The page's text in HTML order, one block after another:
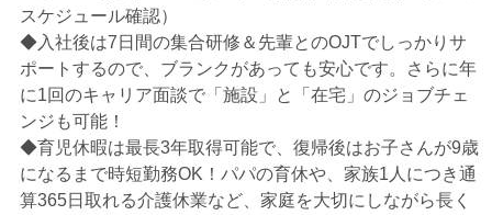
スケジュール確認）
◆入社後は7日間の集合研修＆先輩とのOJTでしっかりサ
ポートするので、ブランクがあっても安心です。さらに年
に1回のキャリア面談で「施設」と「在宅」のジョブチェ
ンジも可能！
◆育児休暇は最長3年取得可能で、復帰後はお子さんが9歳
になるまで時短勤務OK！パパの育休や、家族1人につき通
算365日取れる介護休業など、家庭を大切にしながら長く